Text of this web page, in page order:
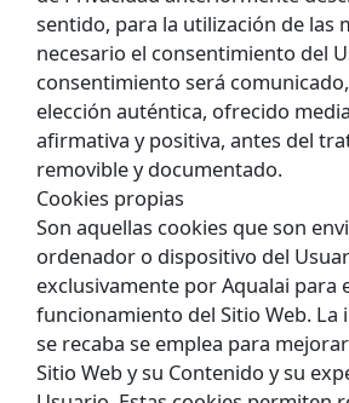
sentido, para la utilización de las
necesario el consentimiento del
consentimiento será
elección auténtica, ofrecido
afirmativa y positiva, antes del
removible y documentado.
Cookies propias
Son aquellas cookies que son
ordenador o dispositivo del
exclusivamente por Aqualai para
funcionamiento del Sitio Web.
se recaba se emplea para
Sitio Web y su Contenido y su